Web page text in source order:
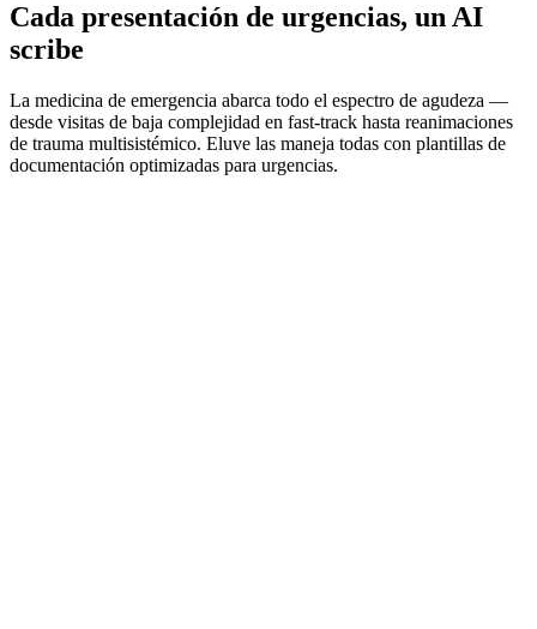
Cada presentación de urgencias, un AI
scribe
La medicina de emergencia abarca todo el espectro de agudeza —
desde visitas de baja complejidad en fast-track hasta reanimaciones
de trauma multisistémico. Eluve las maneja todas con plantillas de
documentación optimizadas para urgencias.